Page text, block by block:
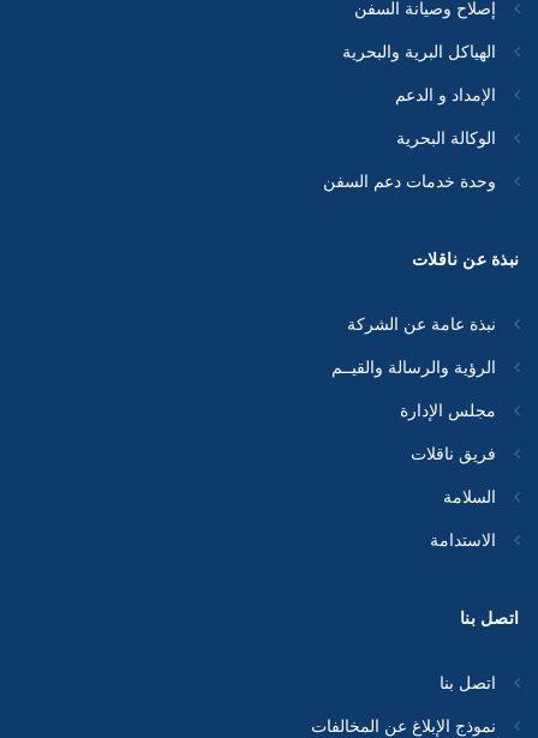
اتصل بنا
اتصل بنا
نموذج الإبلاغ عن المخالفات
إصلاح وصيانة السفن
الهياكل البرية والبحرية
الإمداد و الدعم
الوكالة البحرية
وحدة خدمات دعم السفن
نبذة عن ناقلات
نبذة عامة عن الشركة
الرؤية والرسالة والقيــم
مجلس الإدارة
فريق ناقلات
السلامة
الاستدامة